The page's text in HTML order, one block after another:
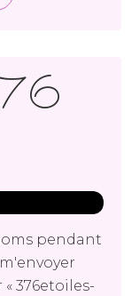
pendant
376etoiles-